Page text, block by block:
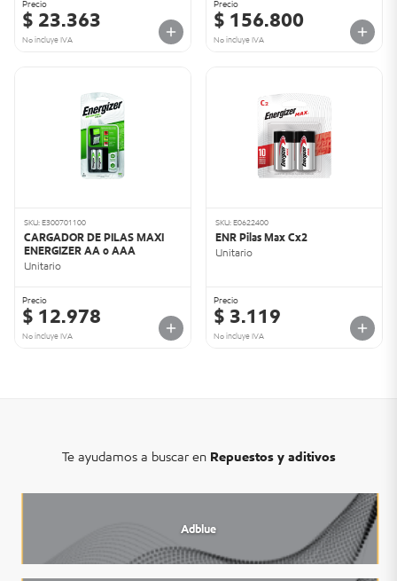
Precio
$ 23.363
No incluye IVA
Precio
$ 156.800
No incluye IVA
SKU: E300701100
CARGADOR DE PILAS MAXI
ENERGIZER AA o AAA
Unitario
Precio
$ 12.978
No incluye IVA
SKU: E0622400
ENR Pilas Max Cx2
Unitario
Precio
$ 3.119
No incluye IVA
Te ayudamos a buscar en Repuestos y aditivos
Adblue